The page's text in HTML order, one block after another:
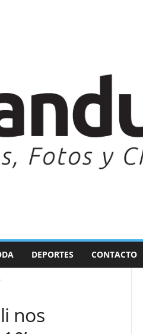
DEPORTES CONTACTO
nos